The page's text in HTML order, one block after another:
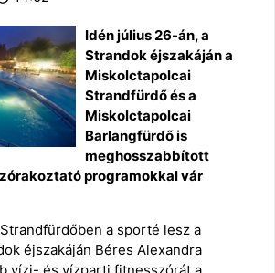
Idén július 26-án, a
Strandok éjszakáján a
Miskolctapolcai
Strandfürdő és a
Miskolctapolcai
Barlangfürdő is
meghosszabbított
programokkal vár
a sporté lesz a
éjszakáján Béres Alexandra
vízi- és vízparti fitnesszórát a